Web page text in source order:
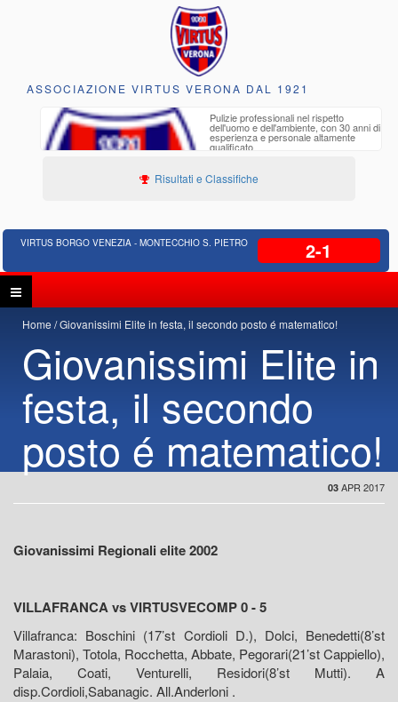
ASSOCIAZIONE VIRTUS VERONA DAL 1921
Pulizie professionali nel rispetto
dell'uomo e dell'ambiente, con 30 anni di
esperienza e personale altamente
qualificato
Risultati e Classifiche
VIRTUS BORGO VENEZIA - MONTECCHIO S. PIETRO 2-1
Home Giovanissimi Elite in festa, il secondo posto é matematico!
Giovanissimi Elite in
festa, il secondo
posto é matematico!
03 APR 2017
Giovanissimi Regionali elite 2002
VILLAFRANCA vs VIRTUSVECOMP 0 - 5
Villafranca: Boschini (17’st Cordioli D.), Dolci, Benedetti(8’st
Marastoni), Totola, Rocchetta, Abbate, Pegorari(21’st Cappiello),
Palaia, Coati, Venturelli, Residori(8’st Mutti). A
disp.Cordioli,Sabanagic. All.Anderloni .